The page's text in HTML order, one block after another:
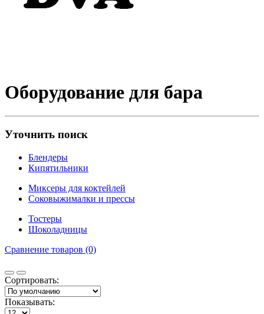
Оборудование для бара
Уточнить поиск
Блендеры
Кипятильники
Миксеры для коктейлей
Соковыжималки и прессы
Тостеры
Шоколадницы
Сравнение товаров (0)
Сортировать:
Показывать: